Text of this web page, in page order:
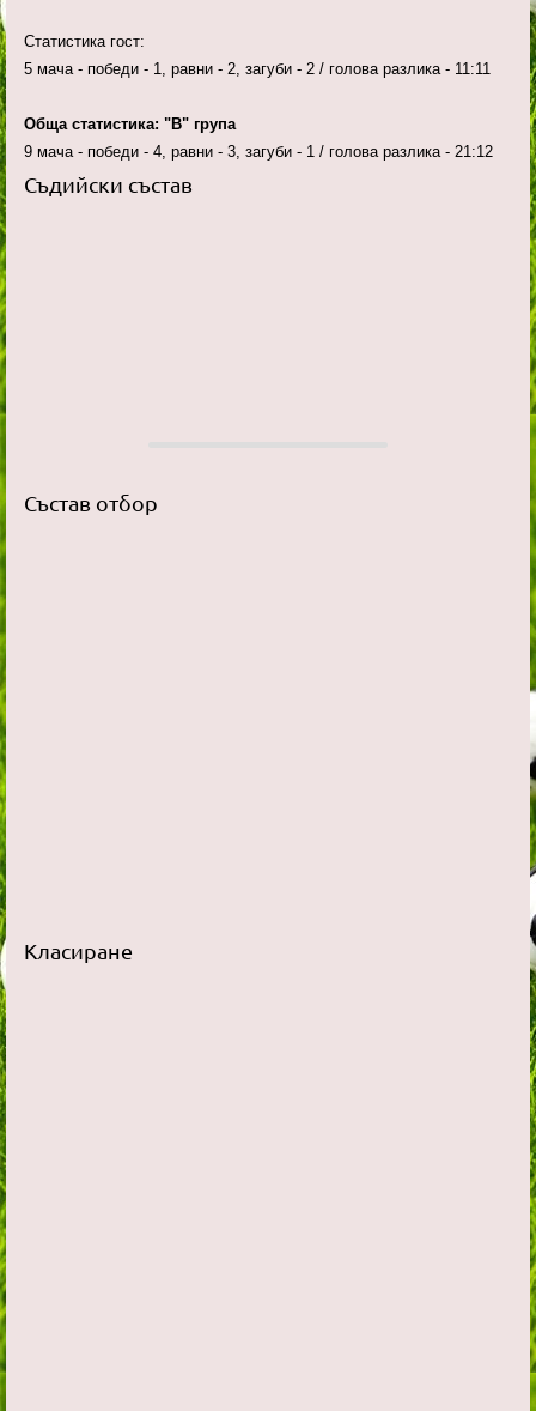
Статистика гост:
5 мача - победи - 1, равни - 2, загуби - 2 / голова разлика - 11:11
Обща статистика: "В" група
9 мача - победи - 4, равни - 3, загуби - 1 / голова разлика - 21:12
Съдийски състав
Състав отбор
Класиране